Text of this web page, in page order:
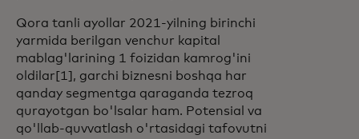
Qora tanli ayollar 2021-yilning birinchi
yarmida berilgan venchur kapital
mablag'larining 1 foizidan kamrog'ini
oldilar[1], garchi biznesni boshqa har
qanday segmentga qaraganda tezroq
qurayotgan bo'lsalar ham. Potensial va
qo'llab-quvvatlash o'rtasidagi tafovutni